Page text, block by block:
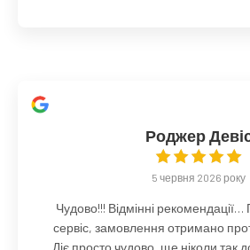
Роджер
5 червня 2026 року
Чудово!!! Відмінні
сервіс, замовлення отримано
Діє просто чудово, ще ніколи так